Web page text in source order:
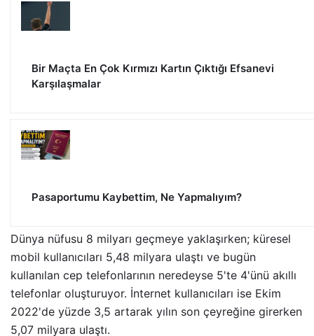
Bir Maçta En Çok Kırmızı Kartın Çıktığı Efsanevi
Karşılaşmalar
Pasaportumu Kaybettim, Ne Yapmalıyım?
Dünya nüfusu 8 milyarı geçmeye yaklaşırken; küresel
mobil kullanıcıları 5,48 milyara ulaştı ve bugün
kullanılan cep telefonlarının neredeyse 5'te 4'ünü akıllı
telefonlar oluşturuyor. İnternet kullanıcıları ise Ekim
2022'de yüzde 3,5 artarak yılın son çeyreğine girerken
5,07 milyara ulaştı.